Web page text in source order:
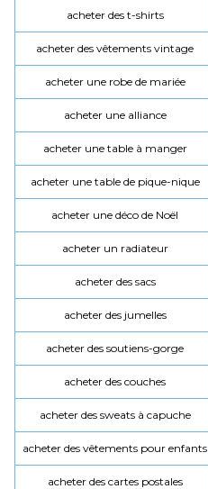
acheter des t-shirts
acheter des vêtements vintage
acheter une robe de mariée
acheter une alliance
acheter une table à manger
acheter une table de pique-nique
acheter une déco de Noël
acheter un radiateur
acheter des sacs
acheter des jumelles
acheter des soutiens-gorge
acheter des couches
acheter des sweats à capuche
acheter des vêtements pour enfants
acheter des cartes postales